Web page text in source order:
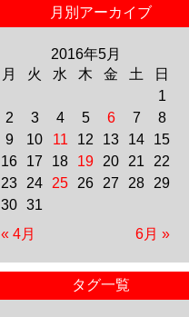
月別アーカイブ
2016年5月
月
火 水 木 金 土 日
« 4月 6月 »
1
2
3 4 5 6 7
8
9
10 11 12 13 14
15
16
17 18 19 20 21
22
23
24 25 26 27 28
29
30 31
タグ一覧